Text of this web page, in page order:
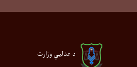
د عدلیې وزارت